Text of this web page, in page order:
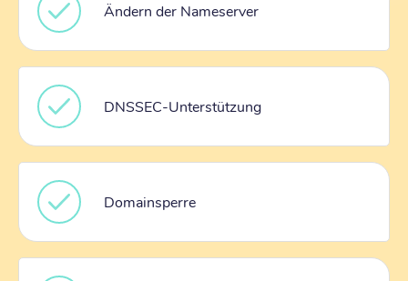
Ändern der Nameserver
DNSSEC-Unterstützung
Domainsperre